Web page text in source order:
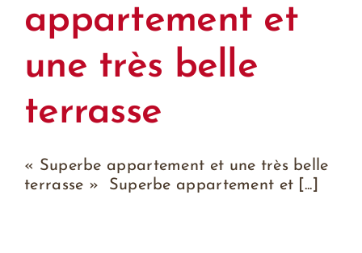
appartement et
une très belle
terrasse
« Superbe appartement et une très belle
terrasse » Superbe appartement et [...]